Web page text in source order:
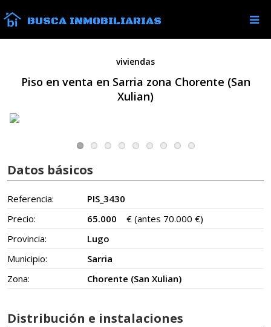
BUSCA INMOBILIARIAS
viviendas
Piso en venta en Sarria zona Chorente (San
Xulian)
Datos básicos
Referencia:
PIS_3430
Precio:
65.000 € (antes 70.000 €)
Provincia:
Lugo
Municipio:
Sarria
Zona:
Chorente (San Xulian)
Distribución e instalaciones